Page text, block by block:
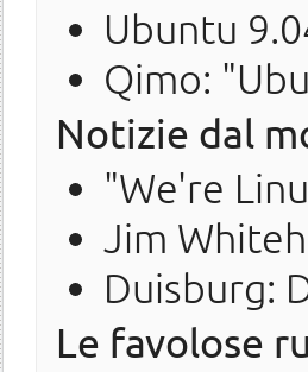
Ubuntu
Qimo:
Notizie dal
"We're
Jim
Duisburg:
Le favolose